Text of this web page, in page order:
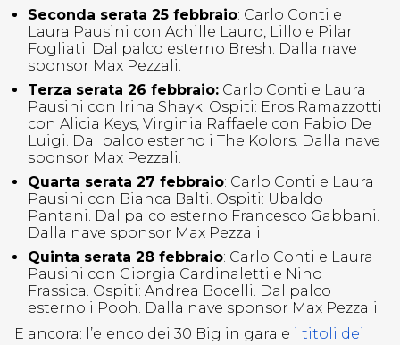
Seconda serata 25 febbraio: Carlo Conti e
Laura Pausini con Achille Lauro, Lillo e Pilar
Fogliati. Dal palco esterno Bresh. Dalla nave
sponsor Max Pezzali.
Terza serata 26 febbraio: Carlo Conti e Laura
Pausini con Irina Shayk. Ospiti: Eros Ramazzotti
con Alicia Keys, Virginia Raffaele con Fabio De
Luigi. Dal palco esterno i The Kolors. Dalla nave
sponsor Max Pezzali.
Quarta serata 27 febbraio: Carlo Conti e Laura
Pausini con Bianca Balti. Ospiti: Ubaldo
Pantani. Dal palco esterno Francesco Gabbani.
Dalla nave sponsor Max Pezzali.
Quinta serata 28 febbraio: Carlo Conti e Laura
Pausini con Giorgia Cardinaletti e Nino
Frassica. Ospiti: Andrea Bocelli. Dal palco
esterno i Pooh. Dalla nave sponsor Max Pezzali.
E ancora: l’elenco dei 30 Big in gara e i titoli dei